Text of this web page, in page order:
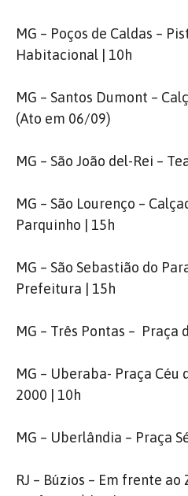
MG – Poços de Caldas –
Habitacional | 10h
MG – Santos Dumont –
(Ato em 06/09)
MG – São João del-Rei –
MG – São Lourenço –
Parquinho | 15h
MG – São Sebastião do
Prefeitura | 15h
MG – Três Pontas – Praça
MG – Uberaba- Praça Céu
2000 | 10h
MG – Uberlândia – Praça
RJ – Búzios – Em frente